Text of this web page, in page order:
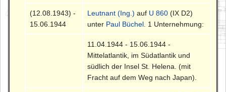
(12.08.1943) -
15.06.1944
Leutnant (Ing.) auf U 860 (IX D2)
unter Paul Büchel . 1 Unternehmung:
11.04.1944 - 15.06.1944 -
Mittelatlantik, im Südatlantik und
südlich der Insel St. Helena. (mit
Fracht auf dem Weg nach Japan).